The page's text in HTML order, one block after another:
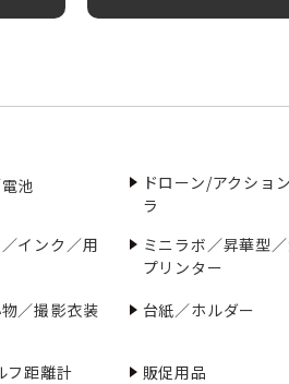
池
ドローン/アクショ
ラ
インク／用
ミニラボ／昇華型
プリンター
／撮影衣装
台紙／ホルダー
フ距離計 販促用品